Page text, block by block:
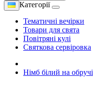
Категорії
Тематичні вечірки
Товари для свята
Повітряні кулі
Святкова сервіровка
Німб білий на обручі